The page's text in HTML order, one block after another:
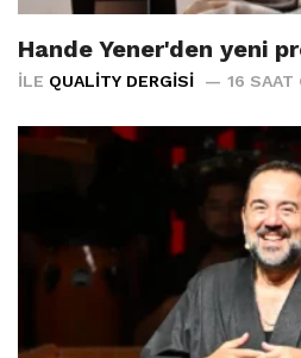
Hande Yener'den yeni
İLE QUALITY DERGISI 16 SAAT